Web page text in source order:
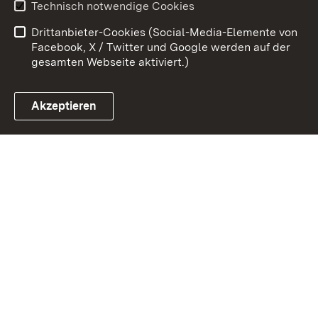
Link zum Landesportal
Barrierefreiheit
Impressum
Cookies
Technisch notwendige Cookies
Drittanbieter-Cookies (Social-Media-Elemente von
Facebook, X / Twitter und Google werden auf der
gesamten Webseite aktiviert.)
Akzeptieren